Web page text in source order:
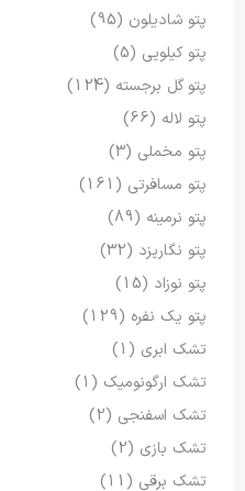
پتو شادیلون (95)
پتو کیلویی (5)
پتو گل برجسته (124)
پتو لاله (66)
پتو مخملی (3)
پتو مسافرتی (161)
پتو نرمینه (89)
پتو نگاریزد (32)
پتو نوزاد (15)
پتو یک نفره (129)
تشک ابری (1)
تشک ارگونومیک (1)
تشک اسفنجی (2)
تشک بازی (2)
تشک برقی (11)